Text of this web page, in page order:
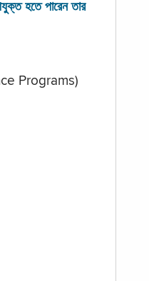
হতে পারেন তার
Programs)